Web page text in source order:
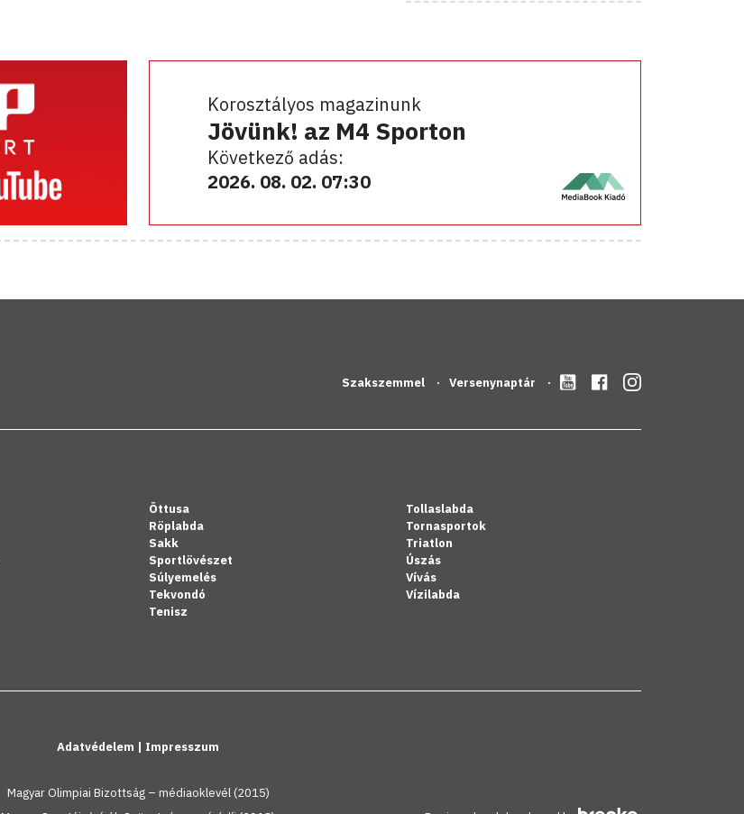
Korosztályos magazinunk
Jövünk! az M4 Sporton
Következő adás:
2026. 08. 02. 07:30
Szakszemmel Versenynaptár
Öttusa
Röplabda
Sakk
Sportlövészet
Súlyemelés
Tekvondó
Tenisz
Tollaslabda
Tornasportok
Triatlon
Úszás
Vívás
Vízilabda
Adatvédelem Impresszum
Magyar Olimpiai Bizottság – médiaoklevél (2015)